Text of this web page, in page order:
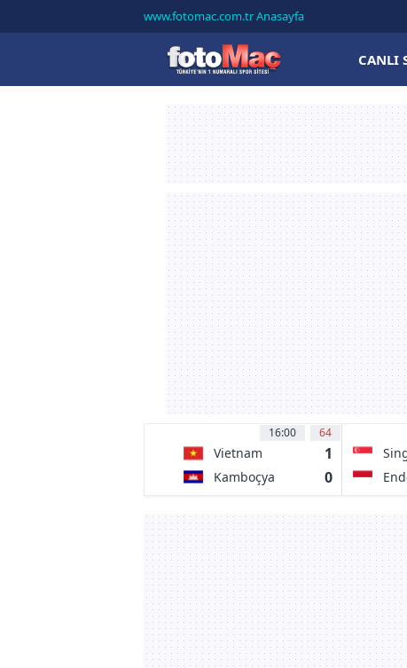
www.fotomac.com.tr Anasayfa
CANLI
16:00 64
Vietnam 1
Kamboçya 0